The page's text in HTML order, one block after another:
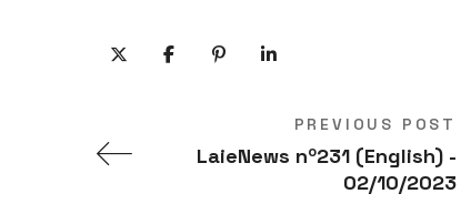
PREVIOUS POST
LaieNews nº231 (English) -
02/10/2023